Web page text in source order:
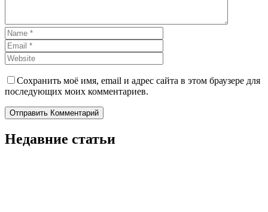
Сохранить моё имя, email и адрес сайта в этом браузере для
последующих моих комментариев.
Отправить Комментарий
Недавние статьи